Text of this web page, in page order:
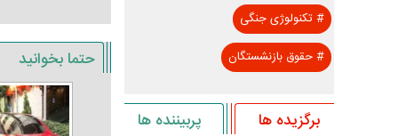
حتما بخوانید
#تکنولوژی جنگی
#حقوق بازنشستگان
برگزیده ها پربیننده ها